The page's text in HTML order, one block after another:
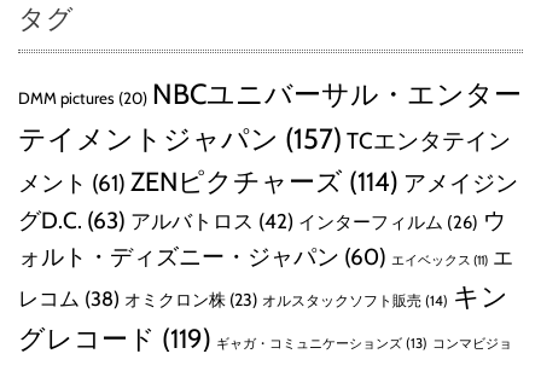
タグ
DMM pictures (20) NBCユニバーサル・エンター
テイメントジャパン (157) TCエンタテイン
メント (61) ZENピクチャーズ (114) アメイジン
グD.C. (63) アルバトロス (42) インターフィルム (26) ウ
ォルト・ディズニー・ジャパン (60) エイベックス (11) エ
レコム (38) オミクロン株 (23) オルスタックソフト販売 (14) キン
グレコード (119) ギャガ・コミュニケーションズ (13) コンマビジョ